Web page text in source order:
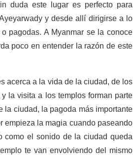
duda este lugar es perfecto para
y desde allí dirigirse a lo
pagodas. A Myanmar se la conoce
poco en entender la razón de este
acerca a la vida de la ciudad, de los
la visita a los templos forman parte
la ciudad, la pagoda más importante
empieza la magia cuando paseando
como el sonido de la ciudad queda
te van envolviendo del mismo